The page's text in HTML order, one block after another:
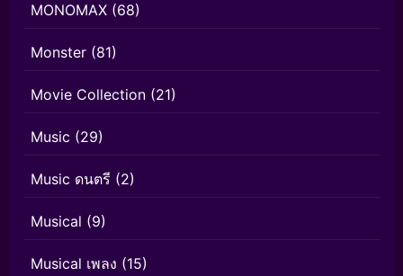
MONOMAX (68)
Monster (81)
Movie Collection (21)
Music (29)
Music ดนตรี (2)
Musical (9)
Musical เพลง (15)